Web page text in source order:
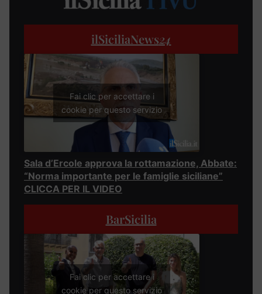
ilSiciliaNews24
Fai clic per accettare i
cookie per questo servizio
Sala d’Ercole approva la rottamazione, Abbate:
“Norma importante per le famiglie siciliane”
CLICCA PER IL VIDEO
BarSicilia
Fai clic per accettare i
cookie per questo servizio